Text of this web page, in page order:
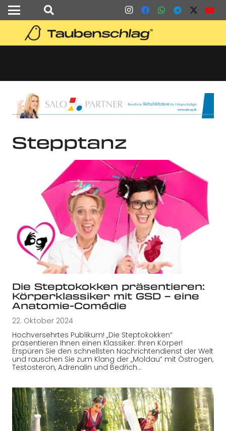
Stepptanz
Die Steptokokken präsentieren:
Körperklassiker mit GSD – eine
Anatomie-Comédie
22. Oktober 2024
Hochversehrtes Publikum! „Die Steptokokken“
präsentieren Ihnen einen Klassiker: Ihren Körper!
Erspüren Sie den schnellsten Nachrichtendienst der Welt
und rauschen Sie zum Klang der „Moldau“ mit Östrogen,
Testosteron, Adrenalin und Bedřich…